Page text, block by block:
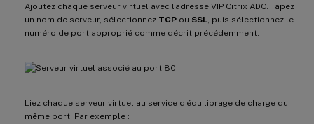
Ajoutez chaque serveur virtuel avec l’adresse VIP Citrix ADC. Tapez
un nom de serveur, sélectionnez TCP ou SSL , puis sélectionnez le
numéro de port approprié comme décrit précédemment.
Liez chaque serveur virtuel au service d’équilibrage de charge du
même port. Par exemple :